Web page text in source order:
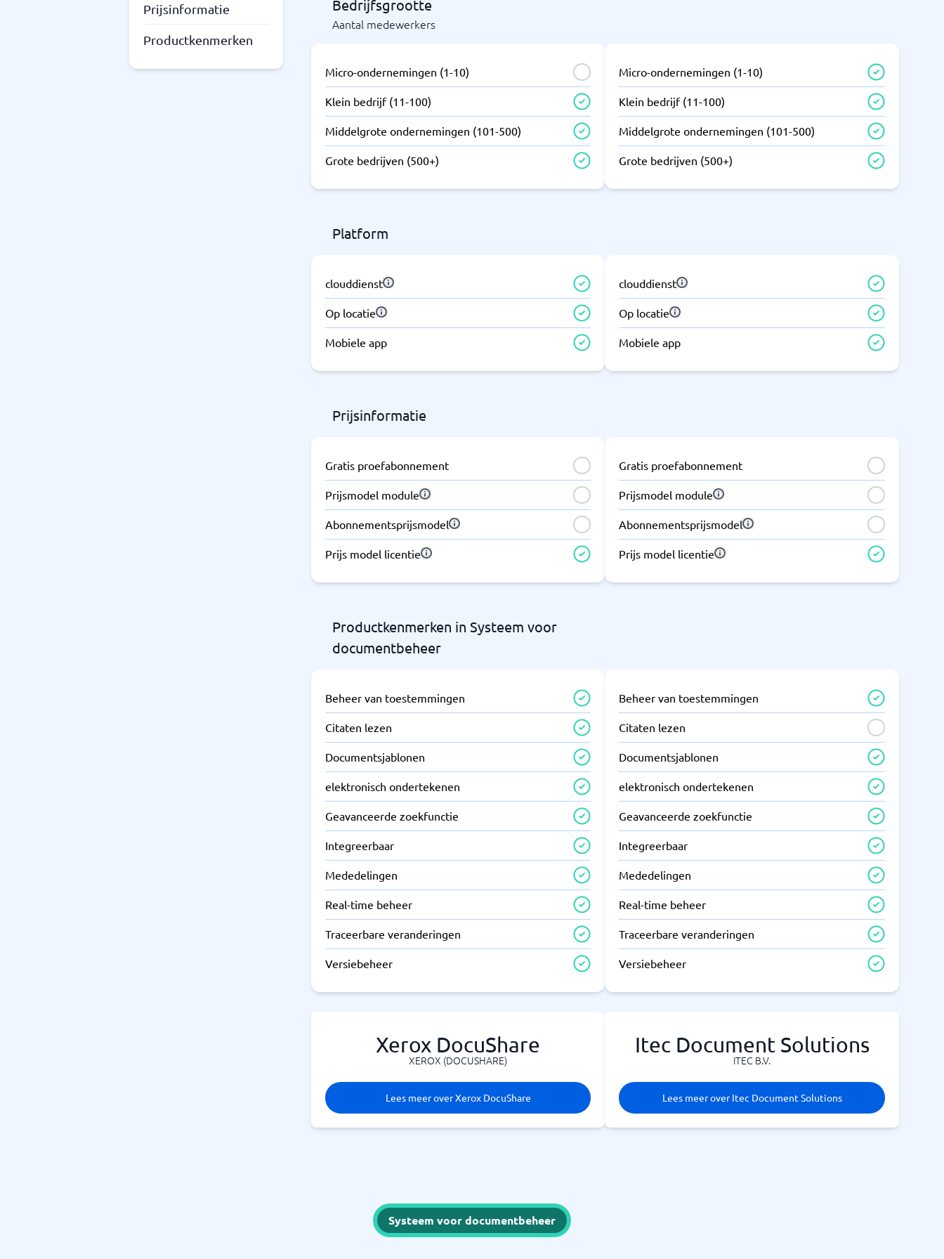
Prijsinformatie
Productkenmerken
Bedrijfsgrootte
Aantal medewerkers
Micro-ondernemingen (1-10)
Klein bedrijf (11-100)
Middelgrote ondernemingen (101-500)
Grote bedrijven (500+)
Micro-ondernemingen (1-10)
Klein bedrijf (11-100)
Middelgrote ondernemingen (101-500)
Grote bedrijven (500+)
Platform
clouddienst
Op locatie
Mobiele app
clouddienst
Op locatie
Mobiele app
Prijsinformatie
Gratis proefabonnement
Prijsmodel module
Abonnementsprijsmodel
Prijs model licentie
Gratis proefabonnement
Prijsmodel module
Abonnementsprijsmodel
Prijs model licentie
Productkenmerken in Systeem voor
documentbeheer
Beheer van toestemmingen
Citaten lezen
Documentsjablonen
elektronisch ondertekenen
Geavanceerde zoekfunctie
Integreerbaar
Mededelingen
Real-time beheer
Traceerbare veranderingen
Versiebeheer
Beheer van toestemmingen
Citaten lezen
Documentsjablonen
elektronisch ondertekenen
Geavanceerde zoekfunctie
Integreerbaar
Mededelingen
Real-time beheer
Traceerbare veranderingen
Versiebeheer
Xerox DocuShare
XEROX (DOCUSHARE)
Lees meer over Xerox DocuShare
Itec Document Solutions
ITEC B.V.
Lees meer over Itec Document Solutions
Systeem voor documentbeheer